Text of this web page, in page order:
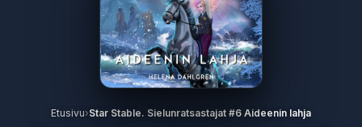
Etusivu›Star Stable. Sielunratsastajat #6 Aideenin lahja